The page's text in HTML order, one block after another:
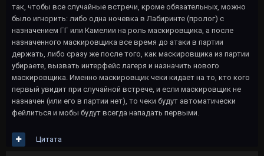
так, чтобы все случайные встречи, кроме обязательных, можно
было игнорить: либо одна ночевка в Лабиринте (пролог) с
назначением ГГ или Камелии на роль маскировщика, а после
назначенного маскировщика все время до атаки в партии
держать, либо сразу же после того, как маскировщика из партии
убираете, вызвать интерфейс лагеря и назначить нового
маскировщика. Именно маскировщик чеки кидает на то, кто кого
первый увидит при случайной встрече, и если маскировщик не
назначен (или его в партии нет), то чеки будут автоматически
фейлиться и мобы будут всегда нападать первыми.
Цитата